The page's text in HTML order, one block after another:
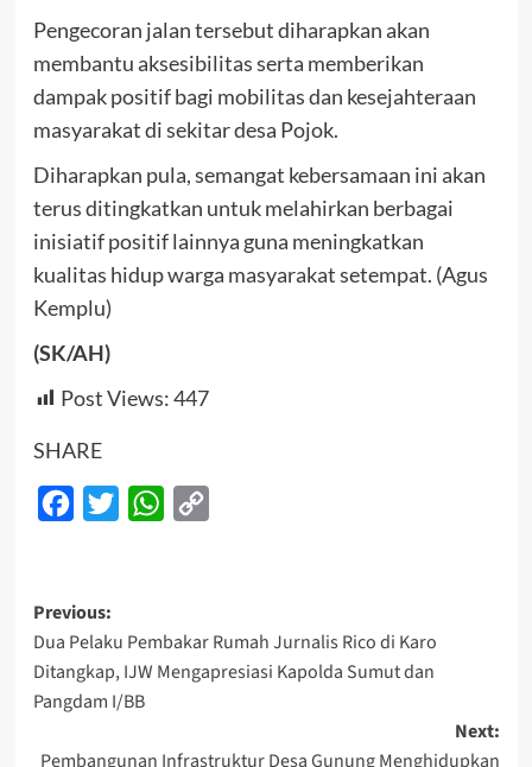
Pengecoran jalan tersebut diharapkan akan
membantu aksesibilitas serta memberikan
dampak positif bagi mobilitas dan kesejahteraan
masyarakat di sekitar desa Pojok.
Diharapkan pula, semangat kebersamaan ini akan
terus ditingkatkan untuk melahirkan berbagai
inisiatif positif lainnya guna meningkatkan
kualitas hidup warga masyarakat setempat. (Agus
Kemplu)
(SK/AH)
Post Views:447
SHARE
Facebook
Twitter WhatsApp
Post
navigation
Previous:
Dua Pelaku Pembakar Rumah Jurnalis Rico di Karo
Ditangkap, IJW Mengapresiasi Kapolda Sumut dan
Pangdam I/BB
Next:
Pembangunan Infrastruktur Desa Gunung Menghidupkan